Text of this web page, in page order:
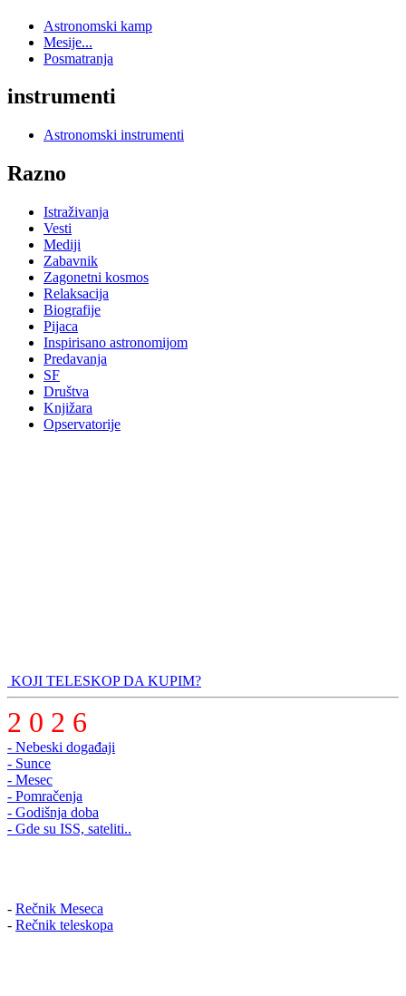
Astronomski kamp
Mesije...
Posmatranja
instrumenti
Astronomski instrumenti
Razno
Istraživanja
Vesti
Mediji
Zabavnik
Zagonetni kosmos
Relaksacija
Biografije
Pijaca
Inspirisano astronomijom
Predavanja
SF
Društva
Knjižara
Opservatorije
KOJI TELESKOP DA KUPIM?
2 0 2 6
- Nebeski događaji
- Sunce
- Mesec
- Pomračenja
- Godišnja doba
- Gde su ISS, sateliti..
- Rečnik Meseca
- Rečnik teleskopa